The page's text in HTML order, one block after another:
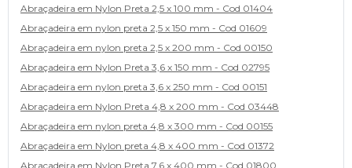
Abraçadeira em Nylon Preta 2,5 x 100 mm - Cod 01404
Abraçadeira em nylon preta 2,5 x 150 mm - Cod 01609
Abraçadeira em nylon preta 2,5 x 200 mm - Cod 00150
Abraçadeira em Nylon Preta 3,6 x 150 mm - Cod 02795
Abraçadeira em nylon preta 3,6 x 250 mm - Cod 00151
Abraçadeira em Nylon Preta 4,8 x 200 mm - Cod 03448
Abraçadeira em nylon preta 4,8 x 300 mm - Cod 00155
Abraçadeira em Nylon preta 4,8 x 400 mm - Cod 01372
Abraçadeira em Nylon Preta 7,6 x 400 mm - Cod 01800